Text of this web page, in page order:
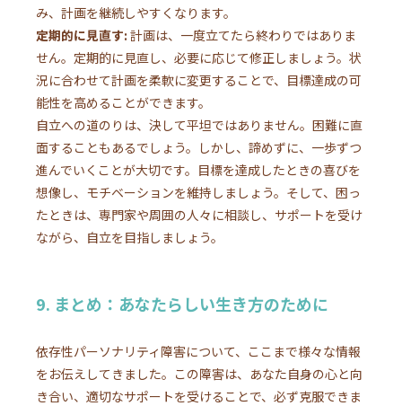
み、計画を継続しやすくなります。
定期的に見直す: 計画は、一度立てたら終わりではありま
せん。定期的に見直し、必要に応じて修正しましょう。状
況に合わせて計画を柔軟に変更することで、目標達成の可
能性を高めることができます。
自立への道のりは、決して平坦ではありません。困難に直
面することもあるでしょう。しかし、諦めずに、一歩ずつ
進んでいくことが大切です。目標を達成したときの喜びを
想像し、モチベーションを維持しましょう。そして、困っ
たときは、専門家や周囲の人々に相談し、サポートを受け
ながら、自立を目指しましょう。
9. まとめ：あなたらしい生き方のために
依存性パーソナリティ障害について、ここまで様々な情報
をお伝えしてきました。この障害は、あなた自身の心と向
き合い、適切なサポートを受けることで、必ず克服できま